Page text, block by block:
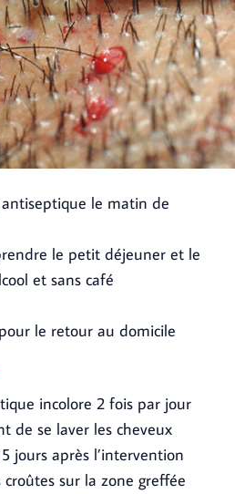
le matin de
le petit déjeuner et le
et sans café
le retour au domicile
incolore 2 fois par jour
de se laver les cheveux
jours après l’intervention
sur la zone greffée